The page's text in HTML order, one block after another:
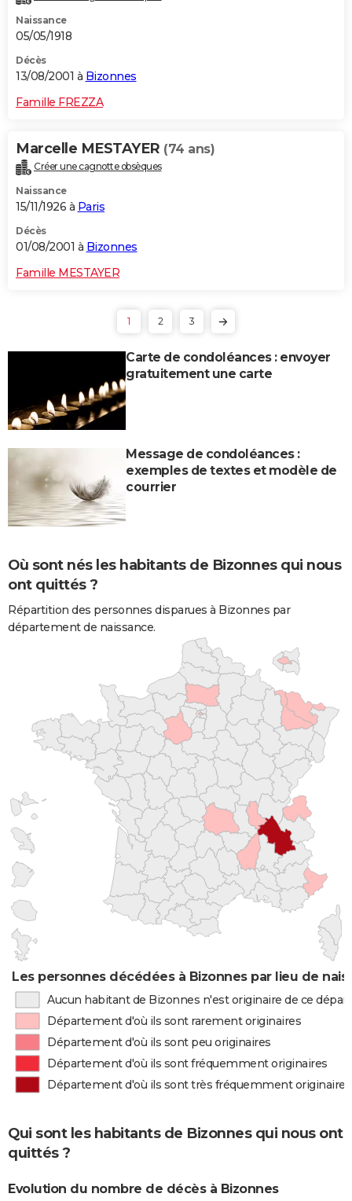
Naissance
05/05/1918
Décès
13/08/2001 à Bizonnes
Famille FREZZA
Marcelle MESTAYER (74 ans)
Créer une cagnotte obsèques
Naissance
15/11/1926 à Paris
Décès
01/08/2001 à Bizonnes
Famille MESTAYER
1 2 3
Carte de condoléances : envoyer
gratuitement une carte
Message de condoléances :
exemples de textes et modèle de
courrier
Où sont nés les habitants de Bizonnes qui nous
ont quittés ?
Répartition des personnes disparues à Bizonnes par
département de naissance.
Les personnes décédées à Bizonnes par lieu de
Aucun habitant de Bizonnes n'est originaire de ce
Département d'où ils sont rarement originaires
Département d'où ils sont peu originaires
Département d'où ils sont fréquemment originaires
Département d'où ils sont très fréquemment originaires
Qui sont les habitants de Bizonnes qui nous ont
quittés ?
Evolution du nombre de décès à Bizonnes